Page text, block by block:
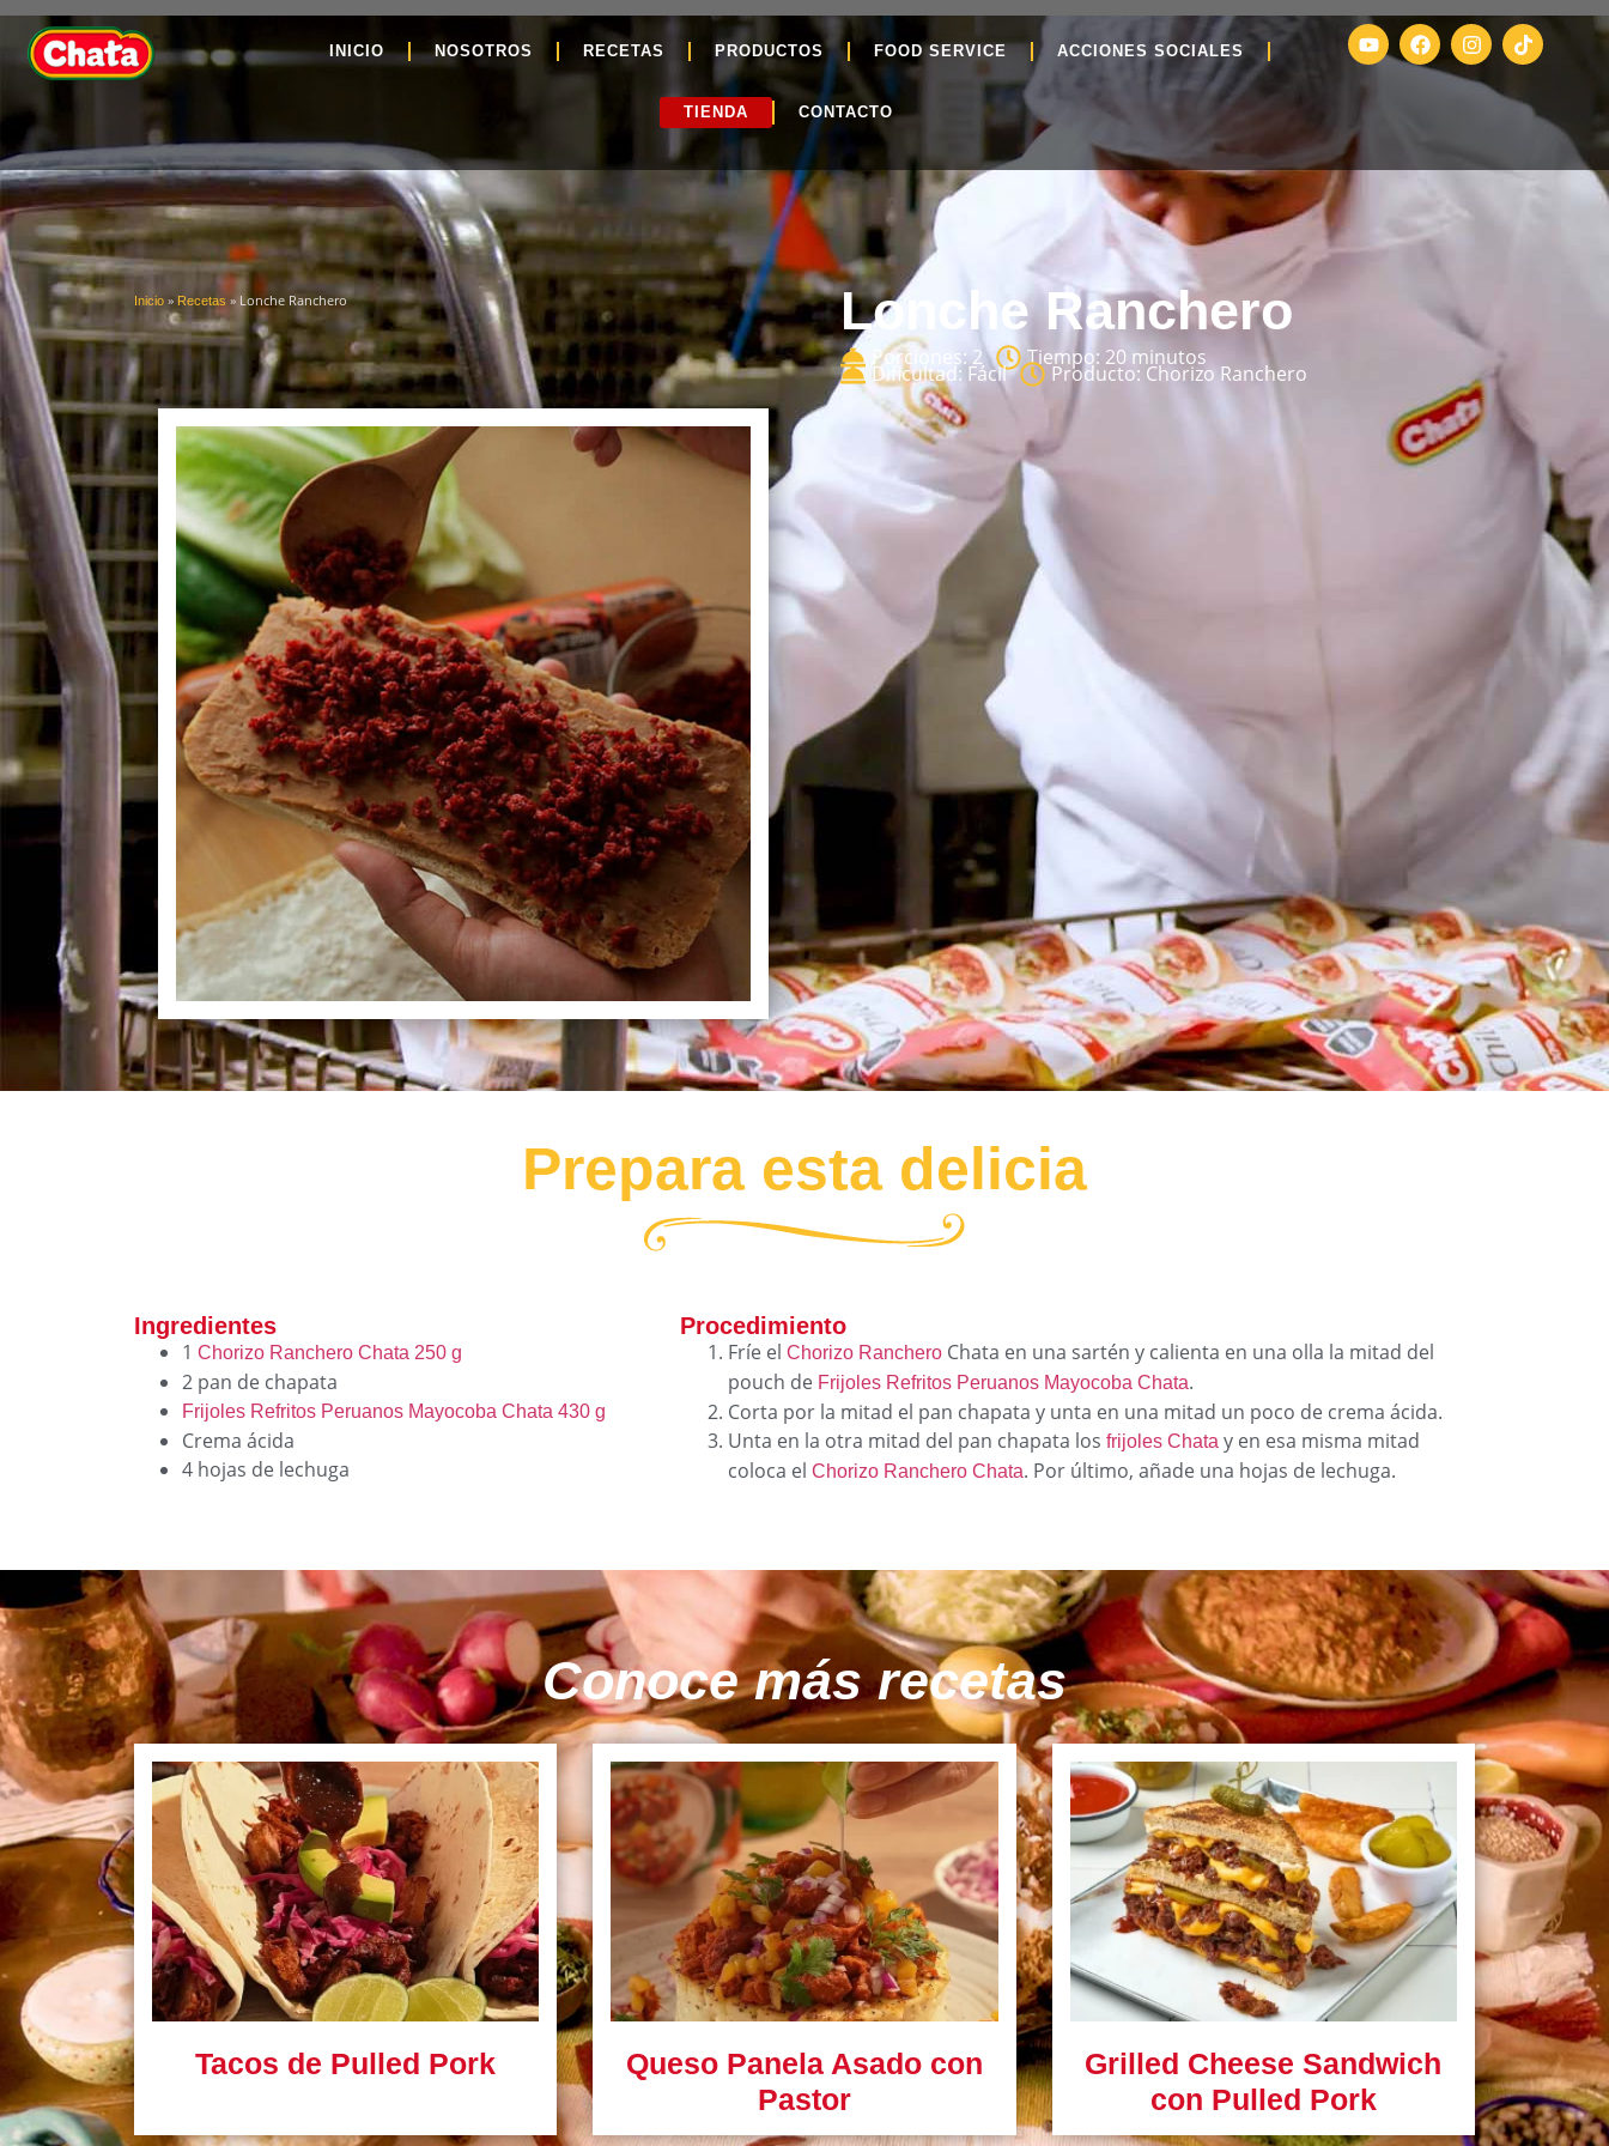
INICIO NOSOTROS RECETAS PRODUCTOS FOOD SERVICE ACCIONES SOCIALES
TIENDA CONTACTO
Inicio »Recetas » Lonche Ranchero Lonche Ranchero
Porciones: 2 Tiempo: 20 minutos
Dificultad: Fácil Producto: Chorizo Ranchero
Prepara esta delicia
Ingredientes
1 Chorizo Ranchero Chata 250 g
2 pan de chapata
Frijoles Refritos Peruanos Mayocoba Chata 430 g
Crema ácida
4 hojas de lechuga
Procedimiento
Fríe el Chorizo Ranchero Chata en una sartén y calienta en una olla la mitad del
pouch de Frijoles Refritos Peruanos Mayocoba Chata.
Corta por la mitad el pan chapata y unta en una mitad un poco de crema ácida.
Unta en la otra mitad del pan chapata los frijoles Chata y en esa misma mitad
coloca el Chorizo Ranchero Chata. Por último, añade una hojas de lechuga.
Conoce más recetas
Tacos de Pulled Pork
Queso Panela Asado con
Pastor
Grilled Cheese Sandwich
con Pulled Pork